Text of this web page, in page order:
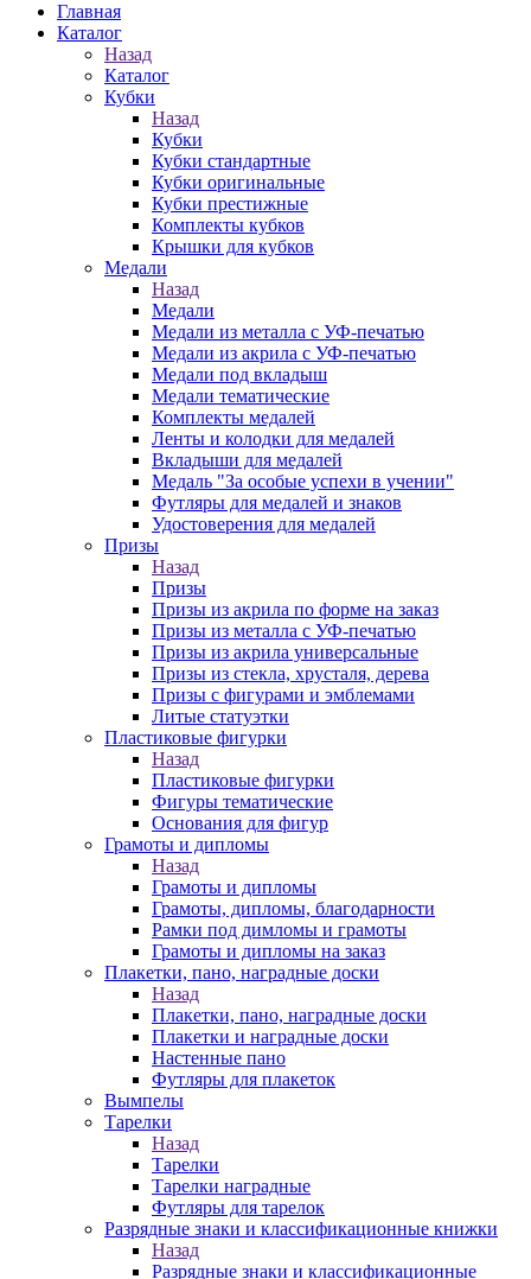
Главная
Каталог
Назад
Каталог
Кубки
Назад
Кубки
Кубки стандартные
Кубки оригинальные
Кубки престижные
Комплекты кубков
Крышки для кубков
Медали
Назад
Медали
Медали из металла с УФ-печатью
Медали из акрила с УФ-печатью
Медали под вкладыш
Медали тематические
Комплекты медалей
Ленты и колодки для медалей
Вкладыши для медалей
Медаль "За особые успехи в учении"
Футляры для медалей и знаков
Удостоверения для медалей
Призы
Назад
Призы
Призы из акрила по форме на заказ
Призы из металла с УФ-печатью
Призы из акрила универсальные
Призы из стекла, хрусталя, дерева
Призы с фигурами и эмблемами
Литые статуэтки
Пластиковые фигурки
Назад
Пластиковые фигурки
Фигуры тематические
Основания для фигур
Грамоты и дипломы
Назад
Грамоты и дипломы
Грамоты, дипломы, благодарности
Рамки под димломы и грамоты
Грамоты и дипломы на заказ
Плакетки, пано, наградные доски
Назад
Плакетки, пано, наградные доски
Плакетки и наградные доски
Настенные пано
Футляры для плакеток
Вымпелы
Тарелки
Назад
Тарелки
Тарелки наградные
Футляры для тарелок
Разрядные знаки и классификационные книжки
Назад
Разрядные знаки и классификационные